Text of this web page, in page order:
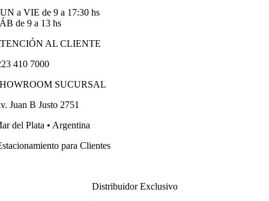
a VIE de 9 a 17:30 hs
de 9 a 13 hs
AL CLIENTE
410 7000
SUCURSAL
Juan B Justo 2751
del Plata • Argentina
para Clientes
Distribuidor Exclusivo